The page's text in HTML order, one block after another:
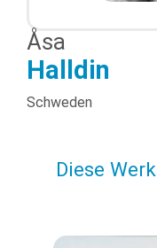
Åsa
Halldin
Schweden
Diese